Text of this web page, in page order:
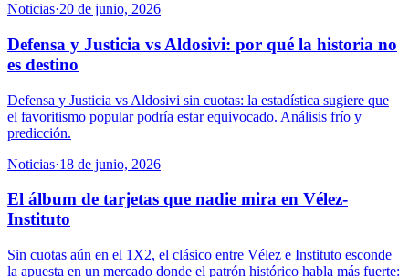
Noticias·20 de junio, 2026
Defensa y Justicia vs Aldosivi: por qué la historia no
es destino
Defensa y Justicia vs Aldosivi sin cuotas: la estadística sugiere que
el favoritismo popular podría estar equivocado. Análisis frío y
predicción.
Noticias·18 de junio, 2026
El álbum de tarjetas que nadie mira en Vélez-
Instituto
Sin cuotas aún en el 1X2, el clásico entre Vélez e Instituto esconde
la apuesta en un mercado donde el patrón histórico habla más fuerte: